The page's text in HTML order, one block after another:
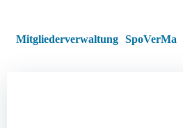
Mitgliederverwaltung SpoVerMa